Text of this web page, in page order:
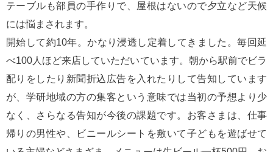
テーブルも部員の手作りで、屋根はないので夕立など天候
には悩まされます。
開始して約10年。かなり浸透し定着してきました。毎回延
べ100人ほど来店していただいています。朝から駅前でビラ
配りをしたり新聞折込広告を入れたりして告知しています
が、学研地域の方の集客という意味では当初の予想より少
なく、さらなる告知が今後の課題です。お客さまは、仕事
帰りの男性や、ビニールシートを敷いて子どもを遊ばせて